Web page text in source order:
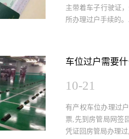
主带着车子行驶证
所办理过户手续的
车位过户需要
10-21
有产权车位办理过
票,先到房管局网签
凭证回房管局办理